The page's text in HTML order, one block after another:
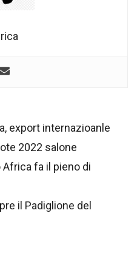
, export internazioanle
2022 salone
fa il pieno di
il Padiglione del